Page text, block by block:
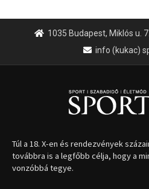
1035 Budapest, Miklós u. 7.
info (kukac)
Túl a 18. X-en és rendezvények
továbbra is a legfőbb célja, hogy a
vonzóbbá tegye.